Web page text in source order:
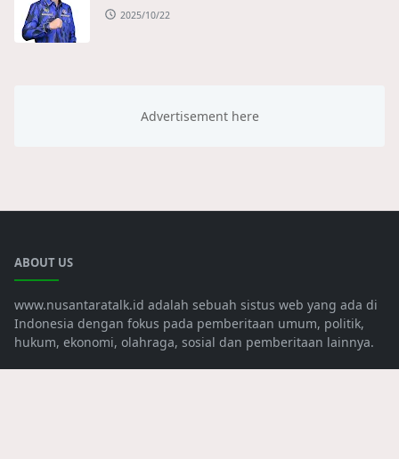
2025/10/22
ABOUT US
www.nusantaratalk.id adalah sebuah sistus web yang ada di
Indonesia dengan fokus pada pemberitaan umum, politik,
hukum, ekonomi, olahraga, sosial dan pemberitaan lainnya.